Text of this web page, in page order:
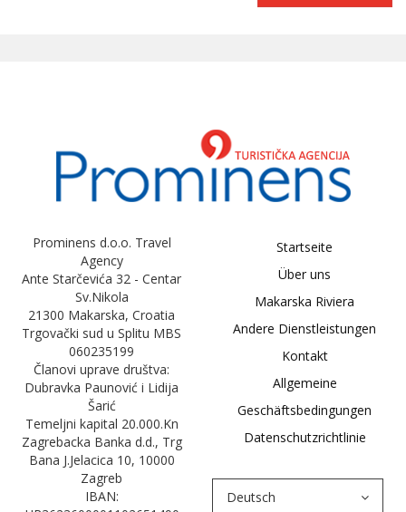
Prominens d.o.o. Travel
Agency
Ante Starčevića 32 - Centar
Sv.Nikola
21300 Makarska, Croatia
Trgovački sud u Splitu MBS
060235199
Članovi uprave društva:
Dubravka Paunović i Lidija
Šarić
Temeljni kapital 20.000.Kn
Zagrebacka Banka d.d., Trg
Bana J.Jelacica 10, 10000
Zagreb
IBAN:
Startseite
Über uns
Makarska Riviera
Andere Dienstleistungen
Kontakt
Allgemeine
Geschäftsbedingungen
Datenschutzrichtlinie
Deutsch